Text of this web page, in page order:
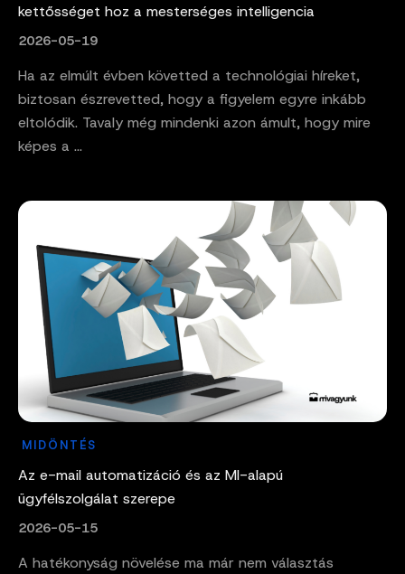
kettősséget hoz a mesterséges intelligencia
2026-05-19
Ha az elmúlt évben követted a technológiai híreket,
biztosan észrevetted, hogy a figyelem egyre inkább
eltolódik. Tavaly még mindenki azon ámult, hogy mire
képes a ...
MIDÖNTÉS
Az e-mail automatizáció és az MI-alapú
ügyfélszolgálat szerepe
2026-05-15
A hatékonyság növelése ma már nem választás